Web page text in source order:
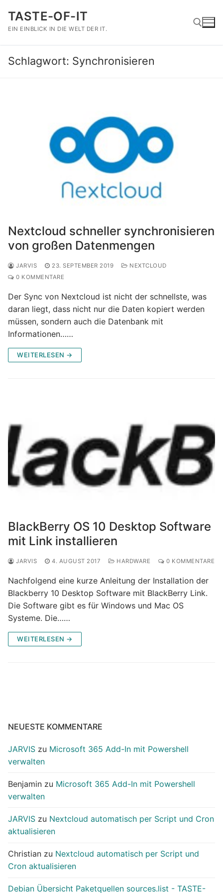
Inhalt
springen
TASTE-OF-IT
EIN EINBLICK IN DIE WELT DER IT.
Suchen nach:
Schlagwort: Synchronisieren
Nextcloud schneller synchronisieren
von großen Datenmengen
JARVIS 23. SEPTEMBER 2019
NEXTCLOUD
0 KOMMENTARE
Der Sync von Nextcloud ist nicht der schnellste, was
daran liegt, dass nicht nur die Daten kopiert werden
müssen, sondern auch die Datenbank mit
Informationen……
WEITERLESEN →
BlackBerry OS 10 Desktop Software
mit Link installieren
JARVIS 4. AUGUST 2017 HARDWARE 0 KOMMENTARE
Nachfolgend eine kurze Anleitung der Installation der
Blackberry 10 Desktop Software mit BlackBerry Link.
Die Software gibt es für Windows und Mac OS
Systeme. Die……
WEITERLESEN →
NEUESTE KOMMENTARE
JARVIS zu Microsoft 365 Add-In mit Powershell
verwalten
Benjamin zu Microsoft 365 Add-In mit Powershell
verwalten
JARVIS zu Nextcloud automatisch per Script und Cron
aktualisieren
Christian zu Nextcloud automatisch per Script und
Cron aktualisieren
Debian Übersicht Paketquellen sources.list - TASTE-